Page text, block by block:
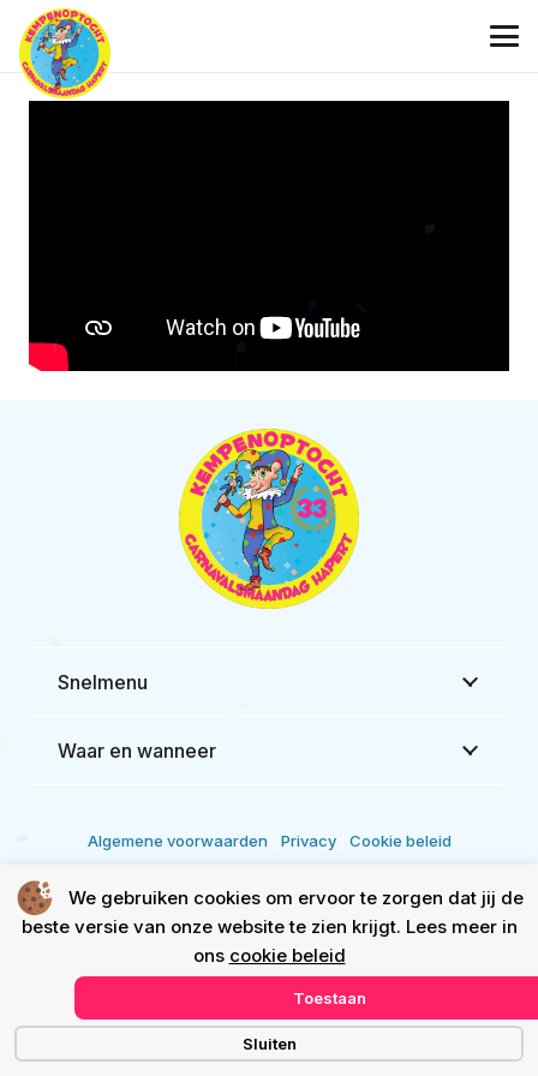
We gebruiken cookies om ervoor te zorgen dat jij de
beste versie van onze website te zien krijgt. Lees meer in
ons cookie beleid
Toestaan
Sluiten
Snelmenu
Waar en wanneer
Algemene voorwaarden| Privacy| Cookie beleid